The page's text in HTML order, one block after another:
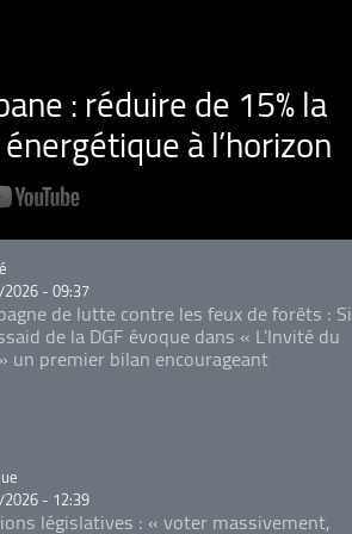
: réduire de 15% la
à l’horizon
- 09:37
de lutte contre les feux de forêts : Si
de la DGF évoque dans « L'Invité du
un premier bilan encourageant
- 12:39
législatives : « voter massivement,